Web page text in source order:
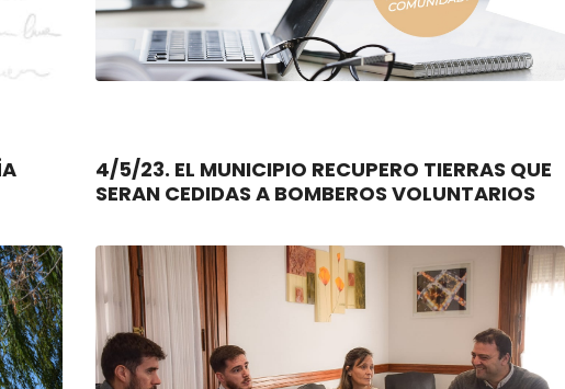
4/5/23. EL MUNICIPIO RECUPERO TIERRAS QUE
SERAN CEDIDAS A BOMBEROS VOLUNTARIOS